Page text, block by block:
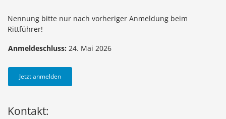
Nennung bitte nur nach vorheriger Anmeldung beim
Rittführer!
Anmeldeschluss: 24. Mai 2026
Jetzt anmelden
Kontakt: